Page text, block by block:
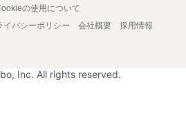
の使用について
イバシーポリシー 会社概要
採用情報
Inc. All rights reserved.